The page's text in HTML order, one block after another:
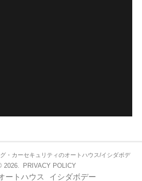
・カーセキュリティのオートハウス/イシダボデ
2026. PRIVACY POLICY
ートハウス
イシダボデー